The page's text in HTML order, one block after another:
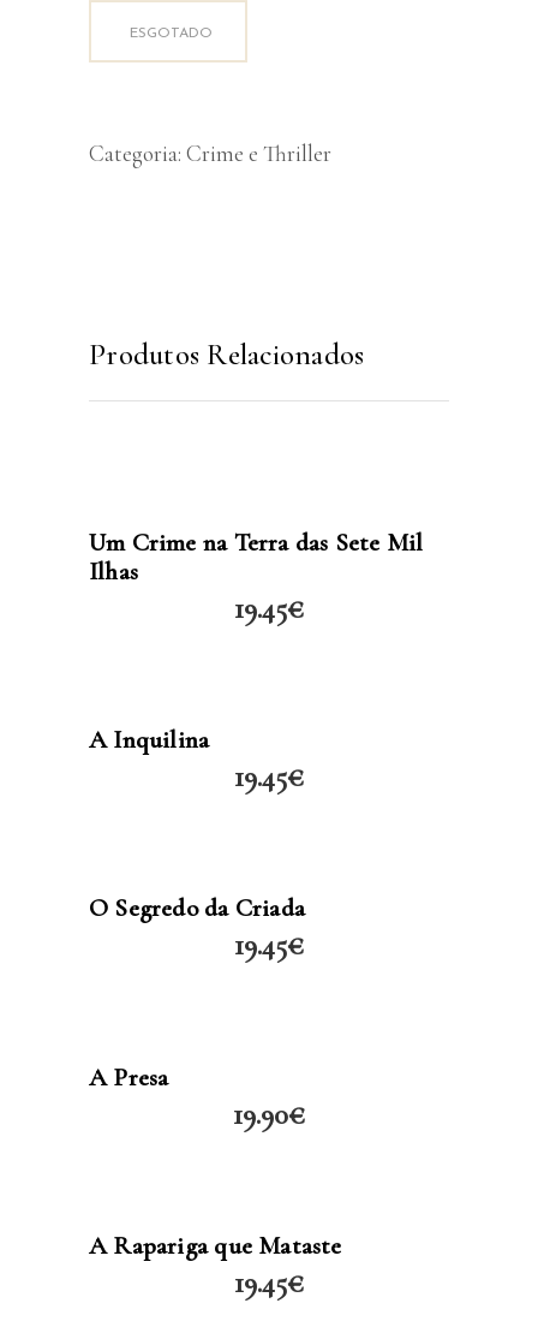
ESGOTADO
Categoria: Crime e Thriller
Produtos Relacionados
Um Crime na Terra das Sete Mil
Ilhas
19.45€
A Inquilina
19.45€
O Segredo da Criada
19.45€
A Presa
19.90€
A Rapariga que Mataste
19.45€